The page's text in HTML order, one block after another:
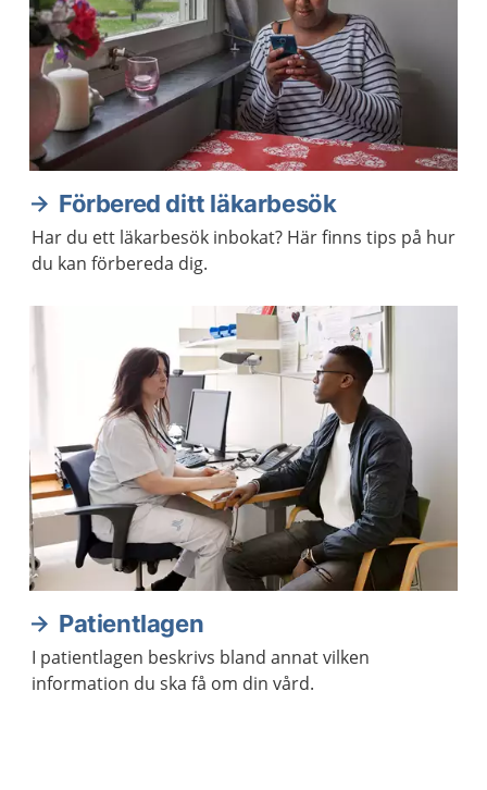
Förbered ditt läkarbesök
Har du ett läkarbesök inbokat? Här finns tips på hur
du kan förbereda dig.
Patientlagen
I patientlagen beskrivs bland annat vilken
information du ska få om din vård.